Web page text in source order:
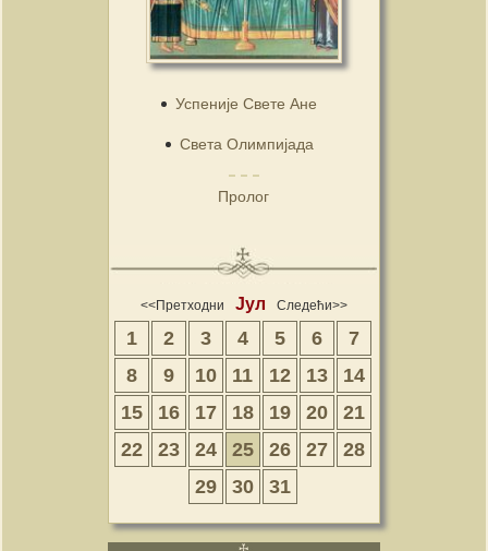
Успеније Свете Ане
Света Олимпијада
Пролог
<<Претходни Јул Следећи>>
1 2 3 4 5 6
7
8
9 10 11 12 13
14
15
16 17 18 19 20
21
22
23 24 25 26 27
28
29
30 31